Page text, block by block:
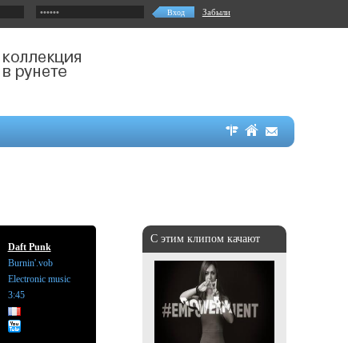
Забыли
С этим клипом качают
Daft Punk
Burnin'.vob
Electronic music
3:45